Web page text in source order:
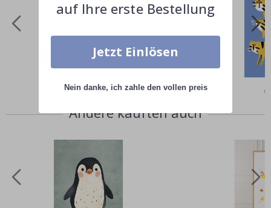
Special
€9,00
Andere kauften auch
auf Ihre erste Bestellung
Jetzt Einlösen
Nein danke, ich zahle den vollen preis